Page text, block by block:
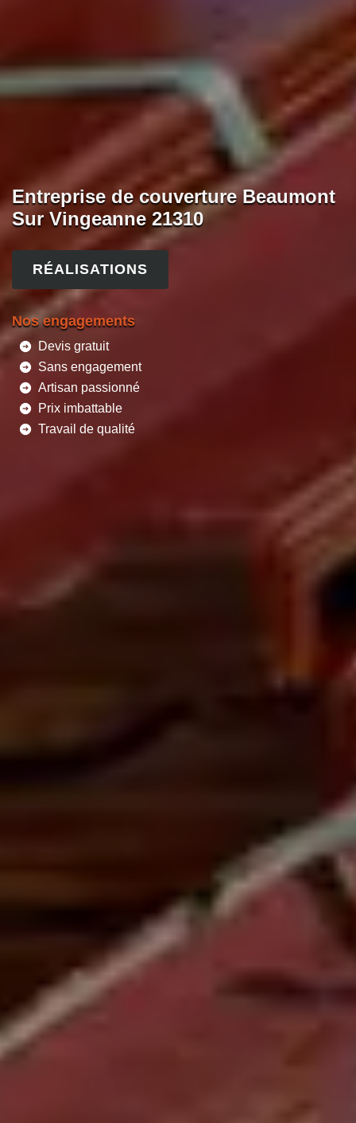
Entreprise de couverture Beaumont
Sur Vingeanne 21310
RÉALISATIONS
Nos engagements
Devis gratuit
Sans engagement
Artisan passionné
Prix imbattable
Travail de qualité